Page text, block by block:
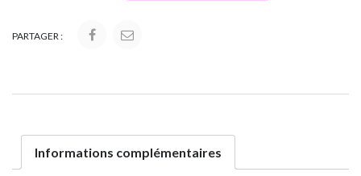
PARTAGER :
Informations complémentaires